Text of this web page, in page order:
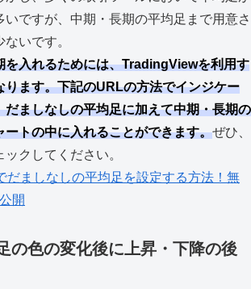
いですが、中期・長期の平均足まで用意さ
いです。
を入れるためには、TradingViewを利用す
ります。下記のURLの方法でインジケー
だましなしの平均足に加えて中期・長期の
ートの中に入れることができます。ぜひ、
ックしてください。
だましなしの平均足を設定する方法！無
開
の色の変化後に上昇・下降の後